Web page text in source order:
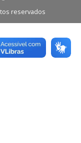
reservados